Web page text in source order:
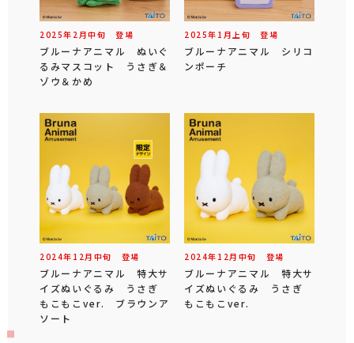
2025年 2 月中旬 登場
ブルーナアニマル ぬいぐ
るみマスコット うさぎ＆
ゾウ＆かめ
2025年 1 月 上旬 登場
ブルーナアニマル シリコ
ンポーチ
2024年 12 月 中旬 登場
ブルーナアニマル 特大サ
イズぬいぐるみ うさぎ
もこもこver. ブラウンア
ソート
2024年 12 月 中旬 登場
ブルーナアニマル 特大サ
イズぬいぐるみ うさぎ
もこもこver.